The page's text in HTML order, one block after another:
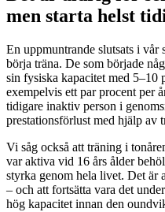
men starta helst
En uppmuntrande slutsats i vår
börja träna. De som började
sin fysiska kapacitet med 5–10
exempelvis ett par procent per
tidigare inaktiv person i
prestationsförlust med hjälp av
Vi såg också att träning i
var aktiva vid 16 års ålder
styrka genom hela livet. Det är
– och att fortsätta vara det
hög kapacitet innan den